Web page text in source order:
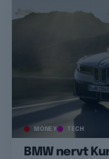
MONEY TECH
BMW nervt